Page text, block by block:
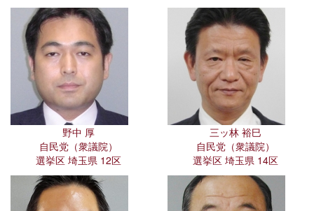
野中 厚
自民党（衆議院）
選挙区 埼玉県 12区
三ッ林 裕巳
自民党（衆議院）
選挙区 埼玉県 14区